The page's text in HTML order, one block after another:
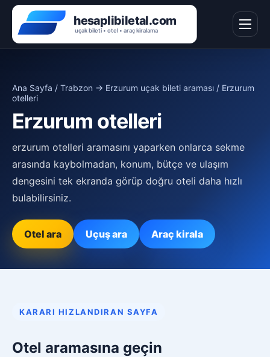
Ana Sayfa / Trabzon → Erzurum uçak bileti araması / Erzurum
otelleri
Erzurum otelleri
erzurum otelleri aramasını yaparken onlarca sekme
arasında kaybolmadan, konum, bütçe ve ulaşım
dengesini tek ekranda görüp doğru oteli daha hızlı
bulabilirsiniz.
Otel ara Uçuş ara Araç kirala
KARARI HIZLANDIRAN SAYFA
Otel aramasına geçin